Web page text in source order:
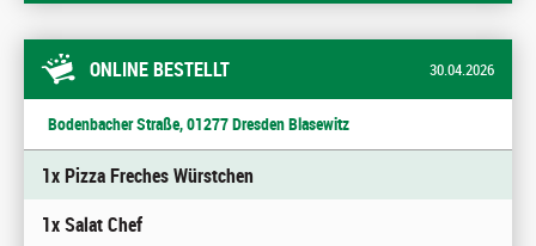
ONLINE BESTELLT 30.04.2026
Bodenbacher Straße, 01277 Dresden Blasewitz
1x Pizza Freches Würstchen
1x Salat Chef